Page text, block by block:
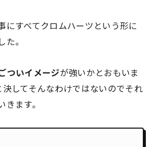
にすべてクロムハーツ という形に
。
ついイメージが強いかとおもいま
してそんなわけではないのでそれ
ます。